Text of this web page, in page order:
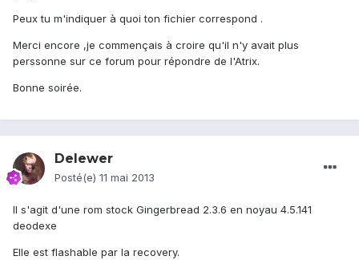
Peux tu m'indiquer à quoi ton fichier correspond .
Merci encore ,je commençais à croire qu'il n'y avait plus
perssonne sur ce forum pour répondre de l'Atrix.
Bonne soirée.
Delewer
Posté(e) 11 mai 2013
Il s'agit d'une rom stock Gingerbread 2.3.6 en noyau 4.5.141
deodexe
Elle est flashable par la recovery.